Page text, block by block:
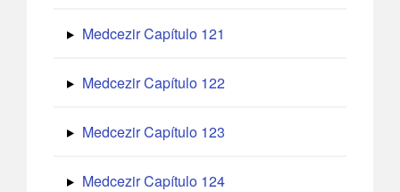
Medcezir Capítulo 121
Medcezir Capítulo 122
Medcezir Capítulo 123
Medcezir Capítulo 124